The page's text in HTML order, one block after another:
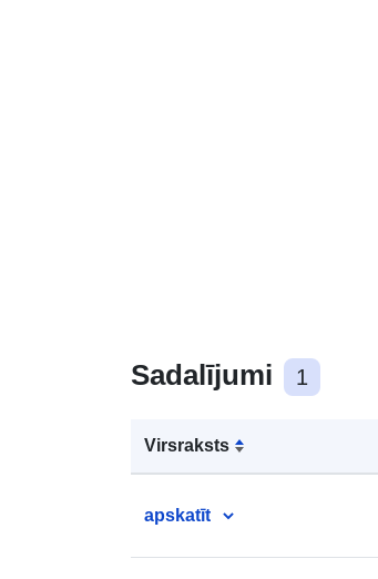
Sadalījumi 1
Virsraksts
apskatīt